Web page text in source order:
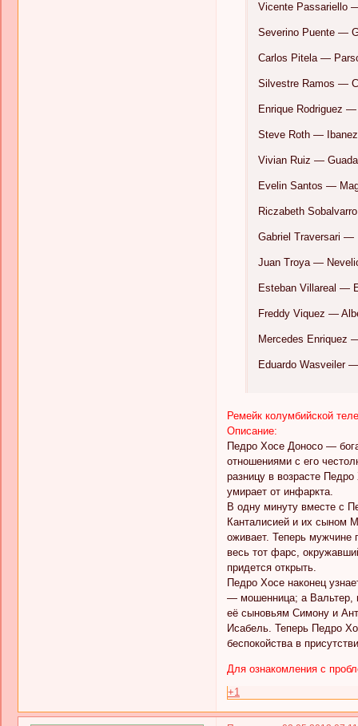
Vicente Passariello
Severino Puente —
Carlos Pitela —
Silvestre Ramos —
Enrique Rodriguez
Steve Roth — Ibanez
Vivian Ruiz —
Evelin Santos —
Riczabeth
Gabriel Traversari —
Juan Troya —
Esteban Villareal —
Freddy Viquez —
Mercedes Enriquez
Eduardo Wasveiler
Ремейк колумбийской
Описание:
Педро Хосе Доносо —
отношениями с его
разницу в возрасте
умирает от инфаркта.
В одну минуту вместе с
Канталисией и их сыном
оживает. Теперь мужчине
весь тот фарс,
придется открыть.
Педро Хосе наконец
— мошенница; а Вальтер,
её сыновьям Симону и
Исабель. Теперь Педро
беспокойства в
Для ознакомления с
+1